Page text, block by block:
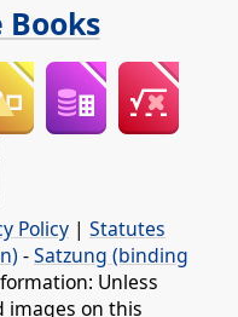
Policy | Statutes
-Satzung (binding
Unless
images on this